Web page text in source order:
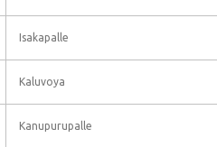
Isakapalle
Kaluvoya
Kanupurupalle